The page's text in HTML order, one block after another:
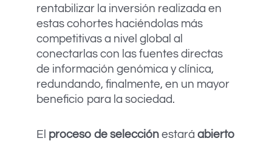
rentabilizar la inversión realizada en
estas cohortes haciéndolas más
competitivas a nivel global al
conectarlas con las fuentes directas
de información genómica y clínica,
redundando, finalmente, en un mayor
beneficio para la sociedad.
El proceso de selección estará abierto